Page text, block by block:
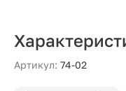
Артикул: 74-02